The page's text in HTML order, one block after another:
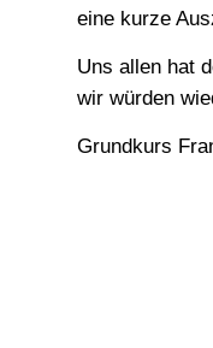
eine kurze
Uns allen hat
wir würden
Grundkurs